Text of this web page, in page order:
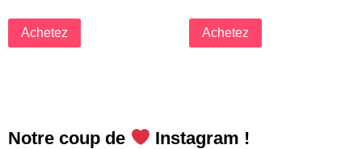
Achetez Achetez
Notre coup de Instagram !